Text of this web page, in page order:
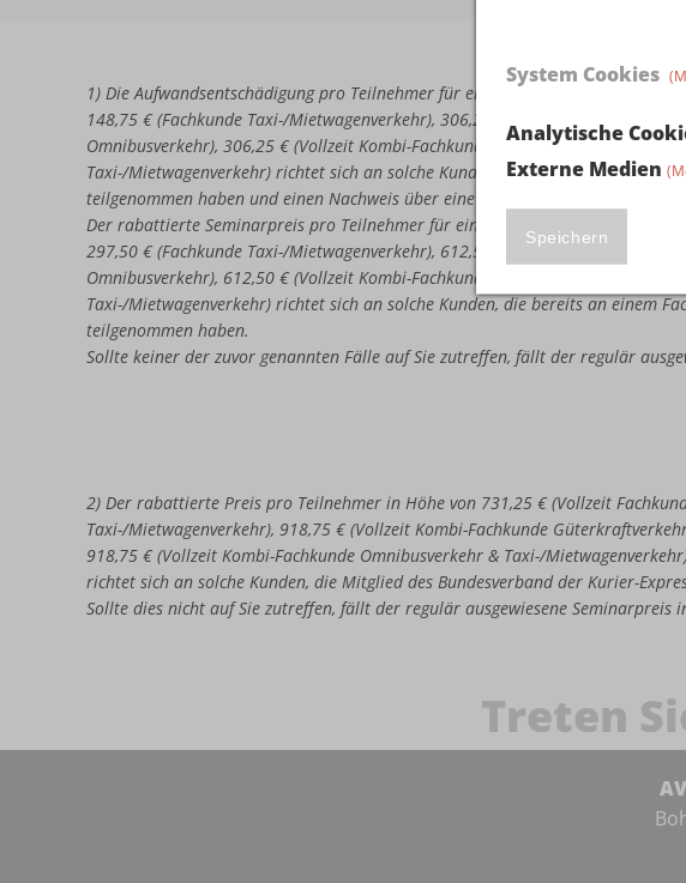
System Cookies
Analytische
Externe Medien
Speichern
1) Die Aufwandsentschädigung pro Teilnehmer für eine erneute
148,75 € (Fachkunde Taxi-/Mietwagenverkehr), 306,25 € (Vollzeit Kombi-
Omnibusverkehr), 306,25 € (Vollzeit Kombi-Fachkunde Omnibusverkehr &
Taxi-/Mietwagenverkehr) richtet sich an solche Kunden, die bereits an einem
teilgenommen haben und einen Nachweis über eine nicht bestandene
Der rabattierte Seminarpreis pro Teilnehmer für eine erneute
297,50 € (Fachkunde Taxi-/Mietwagenverkehr), 612,50 € (Vollzeit Kombi-
Omnibusverkehr), 612,50 € (Vollzeit Kombi-Fachkunde Omnibusverkehr &
Taxi-/Mietwagenverkehr) richtet sich an solche Kunden, die bereits an einem
teilgenommen haben.
Sollte keiner der zuvor genannten Fälle auf Sie zutreffen, fällt der regulär
2) Der rabattierte Preis pro Teilnehmer in Höhe von 731,25 € (Vollzeit
Taxi-/Mietwagenverkehr), 918,75 € (Vollzeit Kombi-Fachkunde
918,75 € (Vollzeit Kombi-Fachkunde Omnibusverkehr & Taxi-/
richtet sich an solche Kunden, die Mitglied des Bundesverband der Kurier-
Sollte dies nicht auf Sie zutreffen, fällt der regulär ausgewiesene Seminarpreis
Treten